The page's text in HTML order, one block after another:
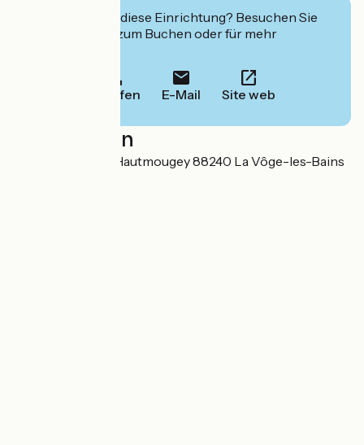
Interessiert Sie diese Einrichtung? Besuchen Sie
deren Website zum Buchen oder für mehr
Anrufen E-Mail Site web
Localisation
5 pont du Coney Hautmougey 88240 La Vôge-les-Bains